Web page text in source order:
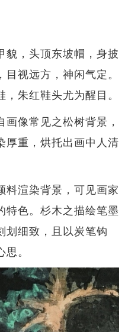
貌，头顶东坡帽，身披
视远方，神闲气定。
朱红鞋头尤为醒目。
像常见之松树背景，
厚重，烘托出画中人清
料渲染背景，可见画家
特色。杉木之描绘笔墨
划细致，且以炭笔钩
。